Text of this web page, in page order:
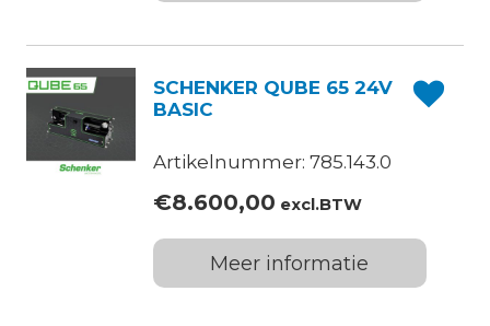
SCHENKER QUBE 65 24V
BASIC
Artikelnummer: 785.143.0
€8.600,00 excl.BTW
Meer informatie